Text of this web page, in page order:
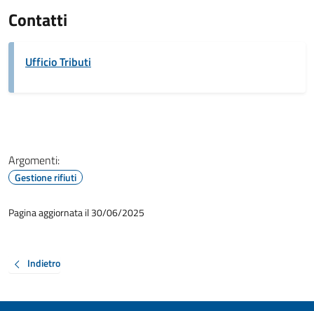
Contatti
Ufficio Tributi
Argomenti:
Gestione rifiuti
Pagina aggiornata il 30/06/2025
Indietro